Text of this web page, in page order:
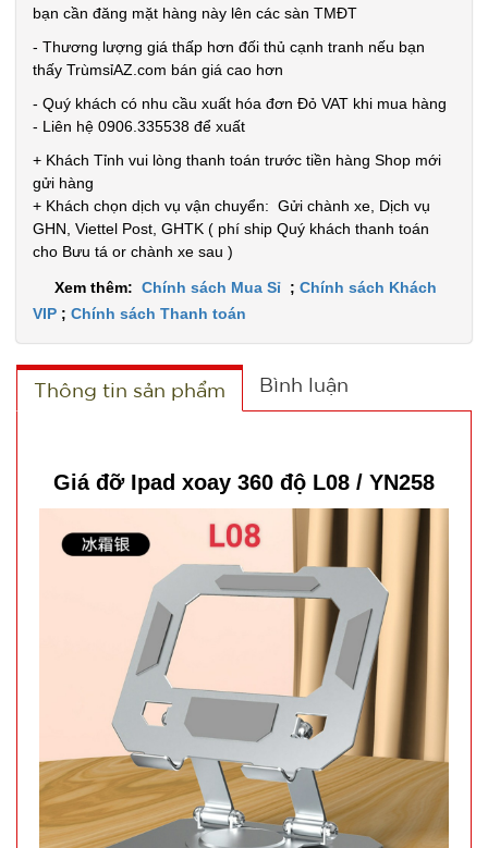
bạn cần đăng mặt hàng này lên các sàn TMĐT
- Thương lượng giá thấp hơn đối thủ cạnh tranh nếu bạn
thấy TrùmsỉAZ.com bán giá cao hơn
- Quý khách có nhu cầu xuất hóa đơn Đỏ VAT khi mua hàng
- Liên hệ 0906.335538 để xuất
+ Khách Tỉnh vui lòng thanh toán trước tiền hàng Shop mới
gửi hàng
+ Khách chọn dịch vụ vận chuyển: Gửi chành xe, Dịch vụ
GHN, Viettel Post, GHTK ( phí ship Quý khách thanh toán
cho Bưu tá or chành xe sau )
Xem thêm: Chính sách Mua Sỉ ; Chính sách Khách
VIP ; Chính sách Thanh toán
Thông tin sản phẩm Bình luận
Giá đỡ Ipad xoay 360 độ L08 / YN258
chân K07
SP:
002158
GIÁ:
49.000 đ
Đặt
Găng tay
Slim túi
nilon rẻ (
T1000 )
MÃ
005066
GIÁ: